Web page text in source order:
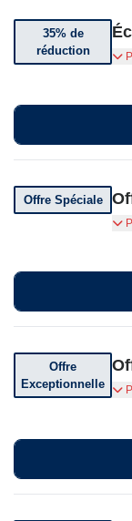
35% de
réduction
Offre Spéciale
1
Offre
Exceptionnelle Le